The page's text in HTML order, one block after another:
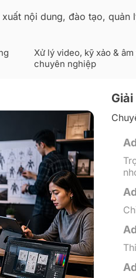
nội dung, đào tạo,
Xử lý video, kỹ xảo & âm
chuyên nghiệp